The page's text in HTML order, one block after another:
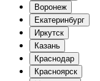
Воронеж
Екатеринбург
Иркутск
Казань
Краснодар
Красноярск